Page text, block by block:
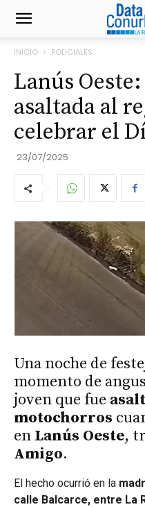
INICIO POLICIALES
Lanús
asaltada al
celebrar el
23/07/2025
Una noche de
momento de
joven que fue
motochorros
en Lanús Oeste,
Amigo.
El hecho ocurrió en la
calle Balcarce, entre La